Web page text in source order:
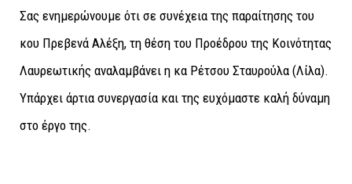
Σας ενημερώνουμε ότι σε συνέχεια της παραίτησης του
κου Πρεβενά Αλέξη, τη θέση του Προέδρου της Κοινότητας
Λαυρεωτικής αναλαμβάνει η κα Ρέτσου Σταυρούλα (Λίλα).
Υπάρχει άρτια συνεργασία και της ευχόμαστε καλή δύναμη
στο έργο της.